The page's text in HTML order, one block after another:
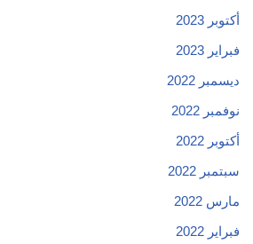
أكتوبر 2023
فبراير 2023
ديسمبر 2022
نوفمبر 2022
أكتوبر 2022
سبتمبر 2022
مارس 2022
فبراير 2022